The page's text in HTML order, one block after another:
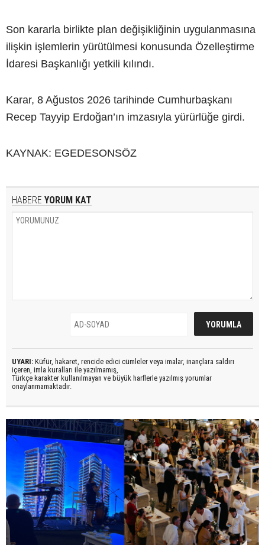
Son kararla birlikte plan değişikliğinin uygulanmasına
ilişkin işlemlerin yürütülmesi konusunda Özelleştirme
İdaresi Başkanlığı yetkili kılındı.
Karar, 8 Ağustos 2026 tarihinde Cumhurbaşkanı
Recep Tayyip Erdoğan’ın imzasıyla yürürlüğe girdi.
KAYNAK: EGEDESONSÖZ
HABERE YORUM KAT
UYARI: Küfür, hakaret, rencide edici cümleler veya imalar, inançlara saldırı
içeren, imla kuralları ile yazılmamış,
Türkçe karakter kullanılmayan ve büyük harflerle yazılmış yorumlar
onaylanmamaktadır.